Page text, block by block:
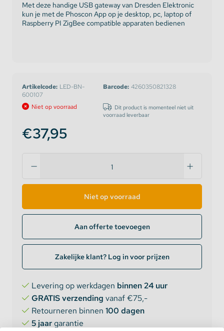
Met deze handige USB gateway van Dresden Elektronic
kun je met de Phoscon App op je desktop, pc, laptop of
Raspberry PI ZigBee compatible apparaten bedienen
Artikelcode: LED-BN-
600107
Barcode: 4260350821328
Niet op voorraad
Dit product is momenteel niet uit
voorraad leverbaar
€37,95
Niet op voorraad
Aan offerte toevoegen
Zakelijke klant? Log in voor prijzen
Levering op werkdagen binnen 24 uur
GRATIS verzending vanaf €75,-
Retourneren binnen 100 dagen
5 jaargarantie